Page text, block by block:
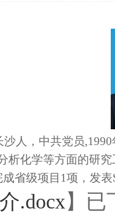
人，中共党员
析化学等方面的研
省级项目1项，发
.docx】已